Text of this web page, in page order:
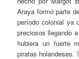
Araya formó parte
período colonial ya
preciosos llegando
hubiera un fuerte
piratas holandeses.